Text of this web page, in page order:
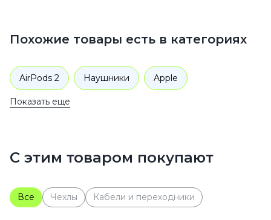
Похожие товары есть в категориях
AirPods 2 Наушники Apple
Показать еще
С этим товаром покупают
Все Чехлы Кабели и переходники